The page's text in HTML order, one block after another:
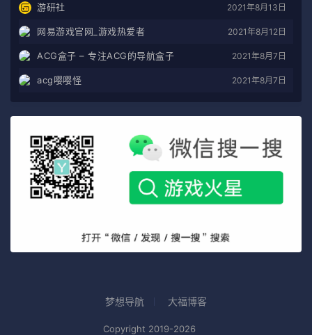
游研社 2021年8月13日
网易游戏官网_游戏热爱者 2021年8月12日
ACG盒子 – 专注ACG的导航盒子 2021年8月7日
acg嘤嘤怪 2021年8月7日
梦想导航 大福博客
Copyright 2019-2026